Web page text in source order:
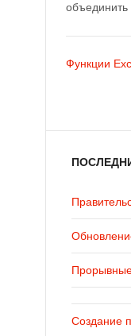
объединить
Функции
Создание